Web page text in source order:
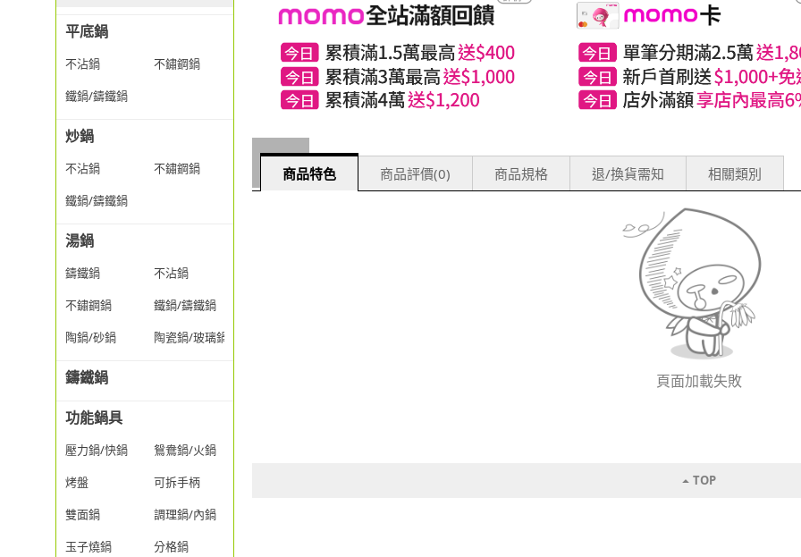
平底鍋
不沾鍋
不鏽鋼鍋
鐵鍋/鑄鐵鍋
炒鍋
不沾鍋
不鏽鋼鍋
鐵鍋/鑄鐵鍋
湯鍋
鑄鐵鍋
不沾鍋
不鏽鋼鍋
鐵鍋/鑄鐵鍋
陶鍋/砂鍋
陶瓷鍋/玻璃鍋/透明鍋
鑄鐵鍋
功能鍋具
壓力鍋/快鍋
鴛鴦鍋/火鍋
烤盤
可拆手柄
雙面鍋
調理鍋/內鍋
玉子燒鍋
分格鍋
商品特色 商品評價(0) 商品規格 退/換貨需知 相關類別
頁面加載失敗
TOP